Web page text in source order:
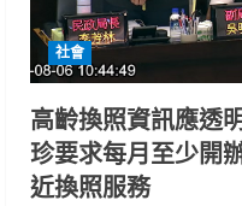
社會
高齡換照資訊應
珍要求每月至少開
近換照服務